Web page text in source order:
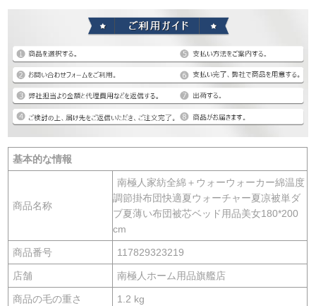
基本的な情報
商品名称
南極人家紡全綿＋ウォーウォーカー綿温度
調節掛布団快適夏ウォーチャー夏凉被単ダ
ブ夏薄い布団被芯ベッド用品美女180*200
cm
商品番号 117829323219
店舗 南極人ホーム用品旗艦店
商品の毛の重さ 1.2 kg